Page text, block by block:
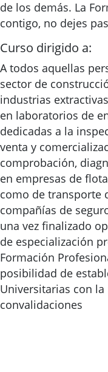
de los demás. La
contigo, no dejes
Curso dirigido a:
A todos aquellas
sector de
industrias
en laboratorios de
dedicadas a la
venta y
comprobación,
en empresas de
como de transporte
compañías de
una vez finalizado
de especialización
Formación
posibilidad de
Universitarias con
convalidaciones